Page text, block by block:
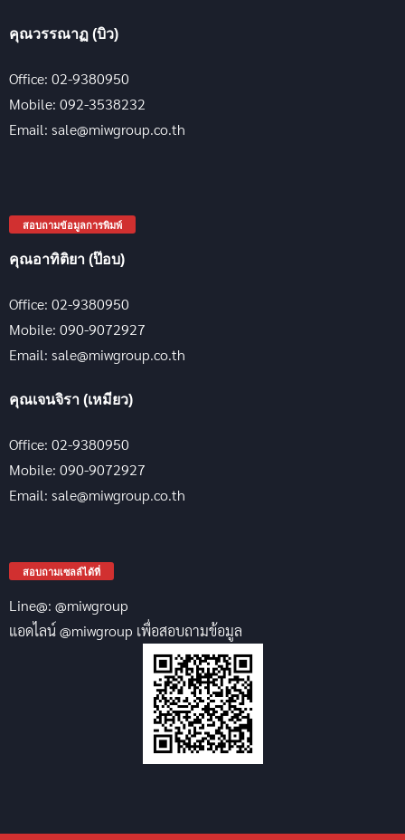
คุณวรรณาฏ (บิว)
Office: 02-9380950
Mobile: 092-3538232
Email: sale@miwgroup.co.th
สอบถามข้อมูลการพิมพ์
คุณอาทิติยา (ป๊อบ)
Office: 02-9380950
Mobile: 090-9072927
Email: sale@miwgroup.co.th
คุณเจนจิรา (เหมียว)
Office: 02-9380950
Mobile: 090-9072927
Email: sale@miwgroup.co.th
สอบถามเซลล์ได้ที่
Line@: @miwgroup
แอดไลน์ @miwgroup เพื่อสอบถามข้อมูล